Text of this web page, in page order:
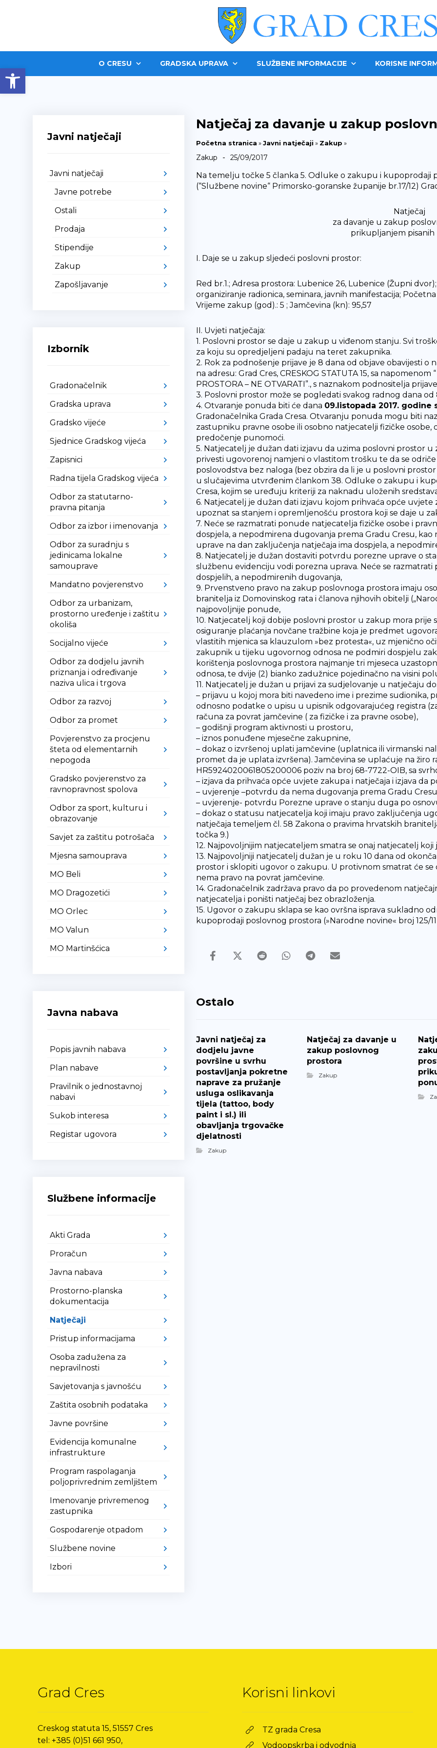
Open toolbarO CRESU GRADSKA UPRAVA SLUŽBENE INFORMACIJE KORISNE
Natječaj za davanje u zakup
Početna stranica »Javni natječaji » Zakup »
Zakup - 25/09/2017
Na temelju točke 5 članka 5. Odluke o zakupu i kupoprodaji
(“Službene novine“ Primorsko-goranske županije br.17/12)
Natječaj
za davanje u zakup
prikupljanjem
I. Daje se u zakup sljedeći poslovni prostor:
Red br.1.; Adresa prostora: Lubenice 26, Lubenice (Župni
organiziranje radionica, seminara, javnih manifestacija;
Vrijeme zakup (god).: 5 ; Jamčevina (kn): 95,57
II. Uvjeti natječaja:
1. Poslovni prostor se daje u zakup u viđenom stanju. Svi
za koju su opredjeljeni padaju na teret zakupnika.
2. Rok za podnošenje prijave je 8 dana od objave obavijesti
na adresu: Grad Cres, CRESKOG STATUTA 15, sa napomenom
PROSTORA – NE OTVARATI”., s naznakom podnositelja
3. Poslovni prostor može se pogledati svakog radnog dana od
4. Otvaranje ponuda biti će dana 09.listopada 2017. godine
Gradonačelnika Grada Cresa. Otvaranju ponuda mogu biti
zastupniku pravne osobe ili osobno natjecatelji fizičke
predočenje punomoći.
5. Natjecatelj je dužan dati izjavu da uzima poslovni prostor
privesti ugovorenoj namjeni o vlastitom trošku te da se
poslovodstva bez naloga (bez obzira da li je u poslovni
u slučajevima utvrđenim člankom 38. Odluke o zakupu i
Cresa, kojim se uređuju kriteriji za naknadu uloženih
6. Natjecatelj je dužan dati izjavu kojom prihvaća opće
upoznat sa stanjem i opremljenošću prostora koji se daje u
7. Neće se razmatrati ponude natjecatelja fizičke osobe i
dospjela, a nepodmirena dugovanja prema Gradu Cresu,
uprave na dan zaključenja natječaja ima dospjela, a
8. Natjecatelj je dužan dostaviti potvrdu porezne uprave o
službenu evidenciju vodi porezna uprava. Neće se
dospjelih, a nepodmirenih dugovanja,
9. Prvenstveno pravo na zakup poslovnoga prostora imaju
branitelja iz Domovinskog rata i članova njihovih obitelji
najpovoljnije ponude,
10. Natjecatelj koji dobije poslovni prostor u zakup mora prije
osiguranje plaćanja novčane tražbine koja je predmet
vlastitih mjenica sa klauzulom »bez protesta«, uz mjenično
zakupnik u tijeku ugovornog odnosa ne podmiri dospjelu
korištenja poslovnoga prostora najmanje tri mjeseca
odnosa, te dvije (2) bianko zadužnice pojedinačno na visini
11. Natjecatelj je dužan u prijavi za sudjelovanje u natječaju
– prijavu u kojoj mora biti navedeno ime i prezime sudionika,
odnosno podatke o upisu u upisnik odgovarajućeg registra
računa za povrat jamčevine ( za fizičke i za pravne osobe),
– godišnji program aktivnosti u prostoru,
– iznos ponuđene mjesečne zakupnine,
– dokaz o izvršenoj uplati jamčevine (uplatnica ili virmanski
promet da je uplata izvršena). Jamčevina se uplaćuje na žiro
HR5924020061805200006 poziv na broj 68-7722-OIB, sa
– izjava da prihvaća opće uvjete zakupa i natječaja i izjava da
– uvjerenje –potvrdu da nema dugovanja prema Gradu Cresu
– uvjerenje- potvrdu Porezne uprave o stanju duga po
– dokaz o statusu natjecatelja koji imaju pravo zaključenja
natječaja temeljem čl. 58 Zakona o pravima hrvatskih
točka 9.)
12. Najpovoljnijim natjecateljem smatra se onaj natjecatelj
13. Najpovoljniji natjecatelj dužan je u roku 10 dana od
prostor i sklopiti ugovor o zakupu. U protivnom smatrat će
nema pravo na povrat jamčevine.
14. Gradonačelnik zadržava pravo da po provedenom
natjecatelja i poništi natječaj bez obrazloženja.
15. Ugovor o zakupu sklapa se kao ovršna isprava sukladno
kupoprodaji poslovnog prostora (»Narodne novine« broj 125/
Ostalo
Javni natječaj za
dodjelu javne
površine u svrhu
postavljanja pokretne
naprave za pružanje
usluga oslikavanja
tijela (tattoo, body
paint i sl.) ili
obavljanja trgovačke
djelatnosti
Zakup
Natječaj za davanje u
zakup poslovnog
prostora
Zakup
Javni natječaji
Javni natječaji
Javne potrebe
Ostali
Prodaja
Stipendije
Zakup
Zapošljavanje
Izbornik
Gradonačelnik
Gradska uprava
Gradsko vijeće
Sjednice Gradskog vijeća
Zapisnici
Radna tijela Gradskog vijeća
Odbor za statutarno-
pravna pitanja
Odbor za izbor i imenovanja
Odbor za suradnju s
jedinicama lokalne
samouprave
Mandatno povjerenstvo
Odbor za urbanizam,
prostorno uređenje i zaštitu
okoliša
Socijalno vijeće
Odbor za dodjelu javnih
priznanja i određivanje
naziva ulica i trgova
Odbor za razvoj
Odbor za promet
Povjerenstvo za procjenu
šteta od elementarnih
nepogoda
Gradsko povjerenstvo za
ravnopravnost spolova
Odbor za sport, kulturu i
obrazovanje
Savjet za zaštitu potrošača
Mjesna samouprava
MO Beli
MO Dragozetići
MO Orlec
MO Valun
MO Martinšćica
Javna nabava
Popis javnih nabava
Plan nabave
Pravilnik o jednostavnoj
nabavi
Sukob interesa
Registar ugovora
Službene informacije
Akti Grada
Proračun
Javna nabava
Prostorno-planska
dokumentacija
Natječaji
Pristup informacijama
Osoba zadužena za
nepravilnosti
Savjetovanja s javnošću
Zaštita osobnih podataka
Javne površine
Evidencija komunalne
infrastrukture
Program raspolaganja
poljoprivrednim zemljištem
Imenovanje privremenog
zastupnika
Gospodarenje otpadom
Službene novine
Izbori
Grad Cres
Creskog statuta 15, 51557 Cres
tel: +385 (0)51 661 950,
Korisni linkovi
TZ grada Cresa
Vodoopskrba i odvodnja